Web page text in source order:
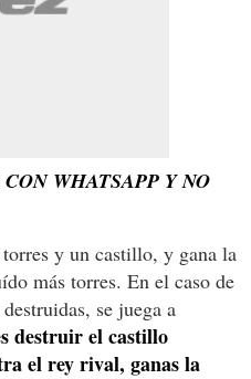
WHATSAPP Y NO
y un castillo, y gana la
más torres. En el caso de
se juega a
destruir el castillo
el rey rival, ganas la